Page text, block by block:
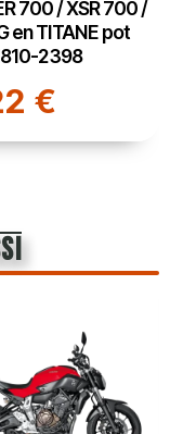
700 / XSR 700 /
en TITANE pot
2398
€